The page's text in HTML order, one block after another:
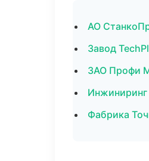
АО
Завод
ЗАО Профи
Фабрика